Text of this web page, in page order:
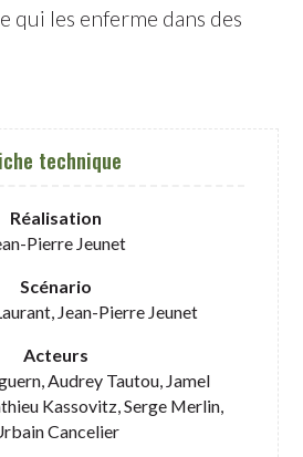
technique
Réalisation
Pierre Jeunet
Scénario
Jean-Pierre Jeunet
Acteurs
Audrey Tautou, Jamel
Kassovitz, Serge Merlin,
Cancelier
qui les enferme dans des